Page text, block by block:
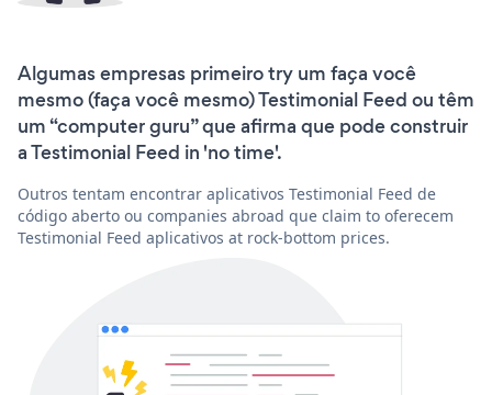
Algumas empresas primeiro try um faça você
mesmo (faça você mesmo) Testimonial Feed ou têm
um “computer guru” que afirma que pode construir
a Testimonial Feed in 'no time'.
Outros tentam encontrar aplicativos Testimonial Feed de
código aberto ou companies abroad que claim to oferecem
Testimonial Feed aplicativos at rock-bottom prices.